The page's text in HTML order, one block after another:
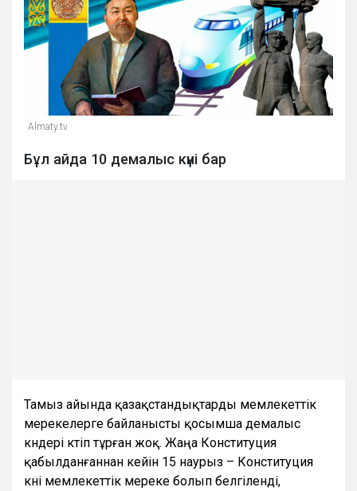
Almaty.tv
Бұл айда 10 демалыс күні бар
Тамыз айында қазақстандықтарды мемлекеттік
мерекелерге байланысты қосымша демалыс
күндері күтіп тұрған жоқ. Жаңа Конституция
қабылданғаннан кейін 15 наурыз – Конституция
күні мемлекеттік мереке болып белгіленді,